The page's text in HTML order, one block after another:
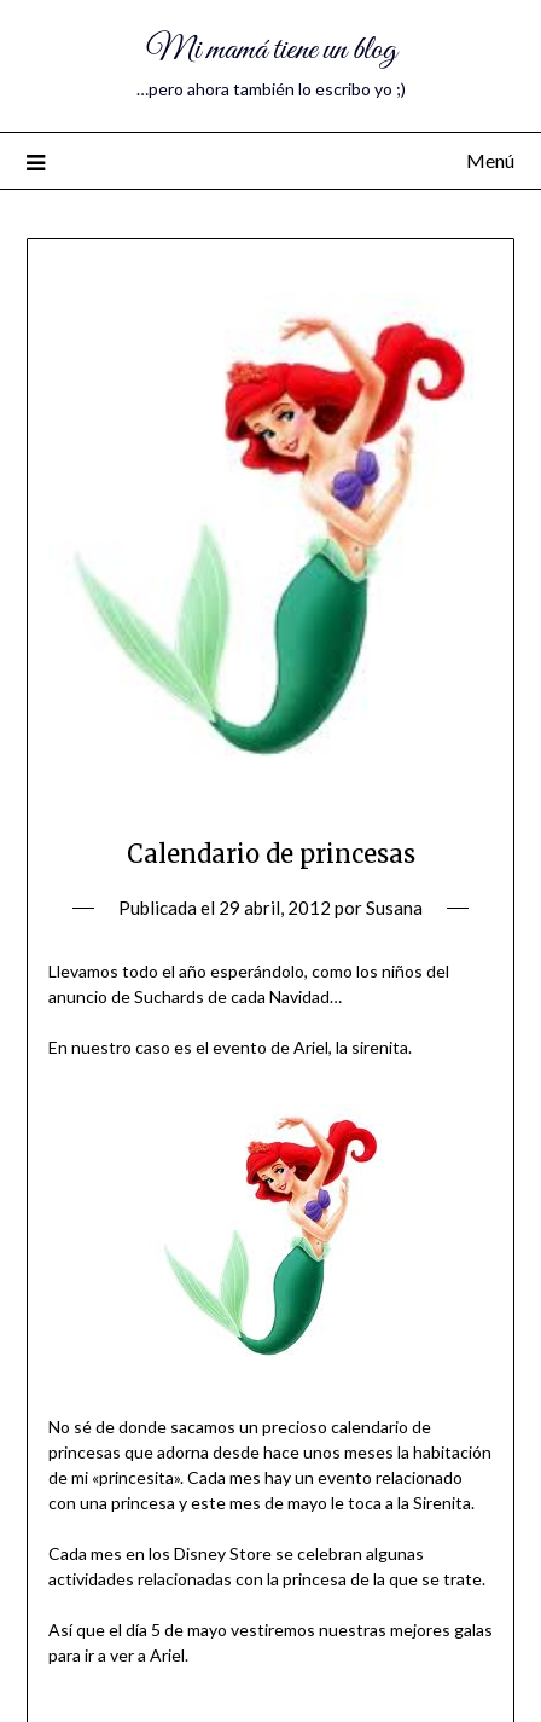
Mi mamá tiene un blog
…pero ahora también lo escribo yo ;)
Menú
Calendario de princesas
Publicada el 29 abril, 2012 porSusana
Llevamos todo el año esperándolo, como los niños del
anuncio de Suchards de cada Navidad…
En nuestro caso es el evento de Ariel, la sirenita.
No sé de donde sacamos un precioso calendario de
princesas que adorna desde hace unos meses la habitación
de mi «princesita». Cada mes hay un evento relacionado
con una princesa y este mes de mayo le toca a la Sirenita.
Cada mes en los Disney Store se celebran algunas
actividades relacionadas con la princesa de la que se trate.
Así que el día 5 de mayo vestiremos nuestras mejores galas
para ir a ver a Ariel.